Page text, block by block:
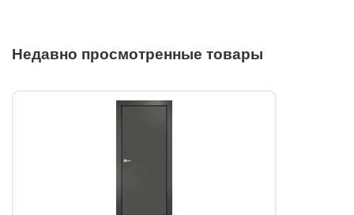
Недавно просмотренные товары